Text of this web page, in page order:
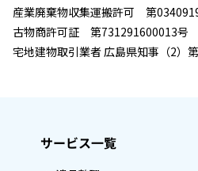
産業廃棄物収集運搬許可 第
古物商許可証 第731291600013号
宅地建物取引業者 広島県知事（2）
サービス一覧